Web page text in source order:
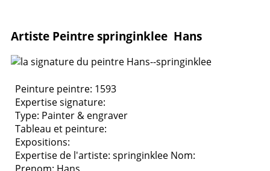
Artiste Peintre springinklee Hans
Peinture peintre: 1593
Expertise signature:
Type: Painter & engraver
Tableau et peinture:
Expositions:
Expertise de l'artiste: springinklee Nom: